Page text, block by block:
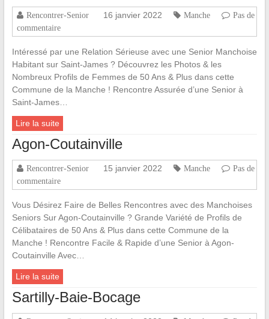
Rencontrer-Senior 16 janvier 2022 Manche
Pas de
commentaire
Intéressé par une Relation Sérieuse avec une Senior Manchoise
Habitant sur Saint-James ? Découvrez les Photos & les
Nombreux Profils de Femmes de 50 Ans & Plus dans cette
Commune de la Manche ! Rencontre Assurée d’une Senior à
Saint-James…
Lire la suite
Agon-Coutainville
Rencontrer-Senior 15 janvier 2022 Manche
Pas de
commentaire
Vous Désirez Faire de Belles Rencontres avec des Manchoises
Seniors Sur Agon-Coutainville ? Grande Variété de Profils de
Célibataires de 50 Ans & Plus dans cette Commune de la
Manche ! Rencontre Facile & Rapide d’une Senior à Agon-
Coutainville Avec…
Lire la suite
Sartilly-Baie-Bocage